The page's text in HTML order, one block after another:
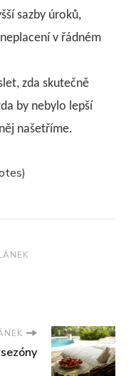
sazby úroků,
v řádném
zda skutečně
by nebylo lepší
našetříme.